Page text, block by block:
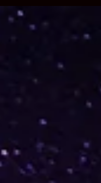
할 점을 중심으로 정리했습니
텔 청주 신봉동 휴게텔이란 무
휴게텔은 청주 지역 내 신봉
성된 휴식 공간 및 관련 상권
입니다. 청주시는 충청북도의
주거지역과 상업시설, 문화시
입니다. 특히 신봉동은 청주
지역 중 하나로 주거지역과
잡은 생활 중심 지역입니다.
에 음식점, 카페, 다양한 상업
형성되어 있으며 지역 상권
를 찾는 이용자들의 검색 수